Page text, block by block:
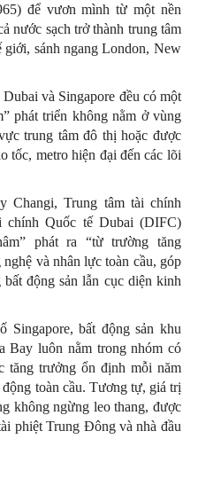
để vươn mình từ một nền
nước sạch trở thành trung tâm
giới, sánh ngang London, New
và Singapore đều có một
phát triển không nằm ở vùng
trung tâm đô thị hoặc được
tốc, metro hiện đại đến các lõi
Changi, Trung tâm tài chính
chính Quốc tế Dubai (DIFC)
phát ra “từ trường tăng
và nhân lực toàn cầu, góp
động sản lẫn cục diện kinh
Singapore, bất động sản khu
Bay luôn nằm trong nhóm có
tăng trưởng ổn định mỗi năm
toàn cầu. Tương tự, giá trị
không ngừng leo thang, được
phiệt Trung Đông và nhà đầu